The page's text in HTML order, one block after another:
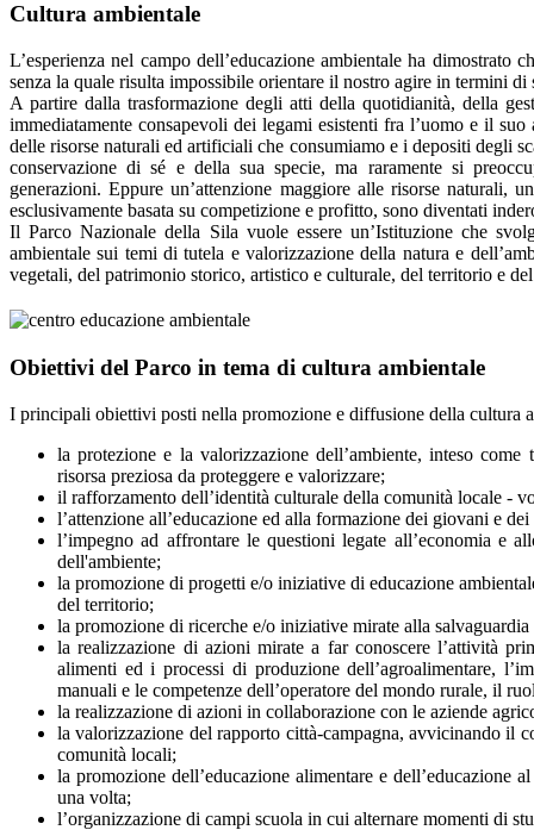
Cultura ambientale
L’esperienza nel campo dell’educazione ambientale ha
senza la quale risulta impossibile orientare il nostro agire in termini di
A partire dalla trasformazione degli atti della quotidianità, della
immediatamente consapevoli dei legami esistenti fra l’uomo e il
delle risorse naturali ed artificiali che consumiamo e i depositi degli
conservazione di sé e della sua specie, ma raramente si
generazioni. Eppure un’attenzione maggiore alle risorse naturali,
esclusivamente basata su competizione e profitto, sono diventati
Il Parco Nazionale della Sila vuole essere un’Istituzione che
ambientale sui temi di tutela e valorizzazione della natura e
vegetali, del patrimonio storico, artistico e culturale, del territorio e
Obiettivi del Parco in tema di cultura ambientale
I principali obiettivi posti nella promozione e diffusione della cultura
la protezione e la valorizzazione dell’ambiente, inteso
risorsa preziosa da proteggere e valorizzare;
il rafforzamento dell’identità culturale della comunità locale -
l’attenzione all’educazione ed alla formazione dei giovani e
l’impegno ad affrontare le questioni legate all’economia e
dell'ambiente;
la promozione di progetti e/o iniziative di educazione
del territorio;
la promozione di ricerche e/o iniziative mirate alla
la realizzazione di azioni mirate a far conoscere l’attività
alimenti ed i processi di produzione dell’agroalimentare,
manuali e le competenze dell’operatore del mondo rurale, il
la realizzazione di azioni in collaborazione con le aziende
la valorizzazione del rapporto città-campagna, avvicinando il
comunità locali;
la promozione dell’educazione alimentare e
una volta;
l’organizzazione di campi scuola in cui alternare momenti di